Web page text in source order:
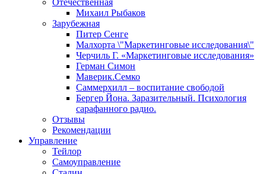
Отечественная
Михаил Рыбаков
Зарубежная
Питер Сенге
Малхорта \"Маркетинговые исследования\"
Черчиль Г. «Маркетинговые исследования»
Герман Симон
Маверик.Семко
Саммерхилл – воспитание свободой
Бергер Йона. Заразительный. Психология
сарафанного радио.
Отзывы
Рекомендации
Управление
Тейлор
Самоуправление